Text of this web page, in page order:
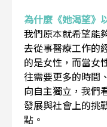
為什麼《她渴望》
我們原本就希望能
去從事醫療工作的
的是女性，而當女
往需要更多的時間
向自主獨立，我們
發展與社會上的挑
點。